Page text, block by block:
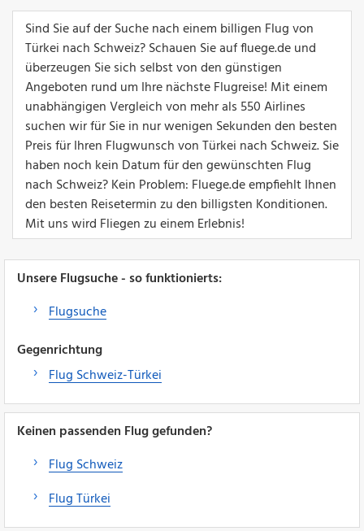
Sind Sie auf der Suche nach einem billigen Flug von
Türkei nach Schweiz? Schauen Sie auf fluege.de und
überzeugen Sie sich selbst von den günstigen
Angeboten rund um Ihre nächste Flugreise! Mit einem
unabhängigen Vergleich von mehr als 550 Airlines
suchen wir für Sie in nur wenigen Sekunden den besten
Preis für Ihren Flugwunsch von Türkei nach Schweiz. Sie
haben noch kein Datum für den gewünschten Flug
nach Schweiz? Kein Problem: Fluege.de empfiehlt Ihnen
den besten Reisetermin zu den billigsten Konditionen.
Mit uns wird Fliegen zu einem Erlebnis!
Unsere Flugsuche - so funktionierts:
Flugsuche
Gegenrichtung
Flug Schweiz-Türkei
Keinen passenden Flug gefunden?
Flug Schweiz
Flug Türkei